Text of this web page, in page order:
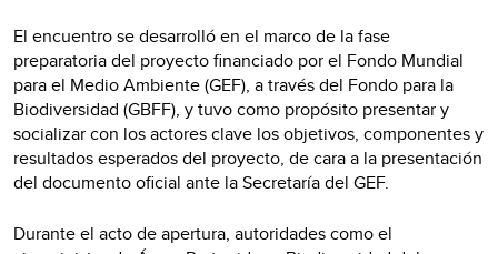
El encuentro se desarrolló en el marco de la fase
preparatoria del proyecto financiado por el Fondo Mundial
para el Medio Ambiente (GEF), a través del Fondo para la
Biodiversidad (GBFF), y tuvo como propósito presentar y
socializar con los actores clave los objetivos, componentes y
resultados esperados del proyecto, de cara a la presentación
del documento oficial ante la Secretaría del GEF.
Durante el acto de apertura, autoridades como el